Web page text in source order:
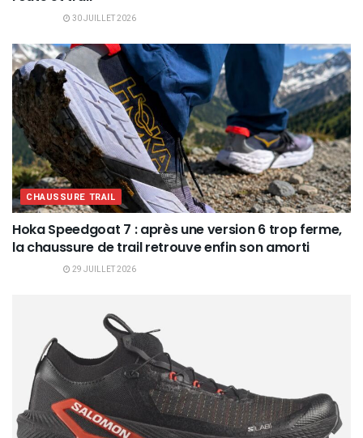
30 JUILLET 2026
CHAUSSURE TRAIL
Hoka Speedgoat 7 : après une version 6 trop ferme,
la chaussure de trail retrouve enfin son amorti
29 JUILLET 2026